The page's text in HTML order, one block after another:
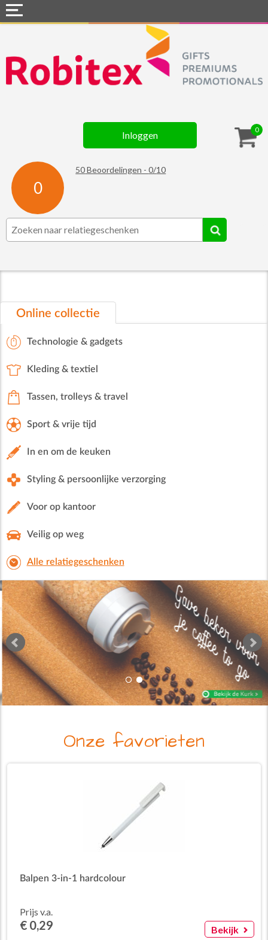
0
Inloggen
0
50Beoordelingen -0/10
Webshops
Snel naar »
Assortiment
Contact
☆ Prijsknallers ☆
Online collectie
Technologie & gadgets
Kleding & textiel
Tassen, trolleys & travel
Sport & vrije tijd
In en om de keuken
Styling & persoonlijke verzorging
Voor op kantoor
Veilig op weg
Alle relatiegeschenken
Onze favorieten
Balpen 3-in-1 hardcolour
Prijs v.a.
€ 0,29 Bekijk